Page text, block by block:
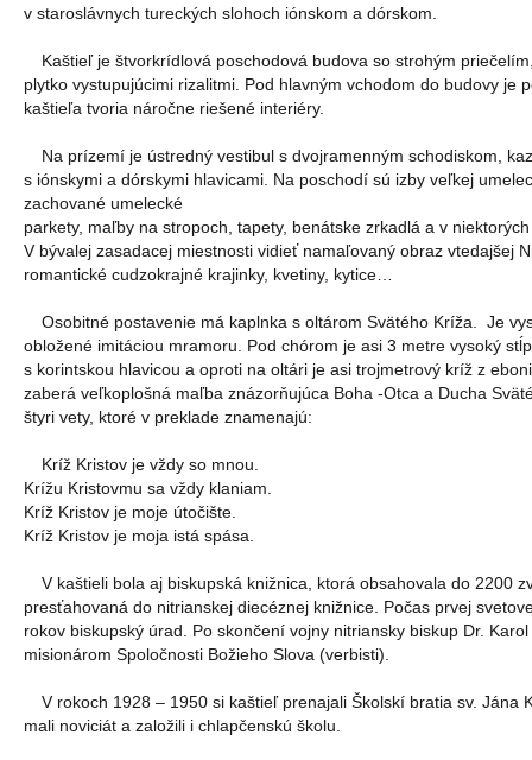
v staroslávnych tureckých slohoch iónskom a dórskom.
Kaštieľ je štvorkrídlová poschodová budova so strohým
plytko vystupujúcimi rizalitmi. Pod hlavným vchodom do budovy je
kaštieľa tvoria náročne riešené interiéry.
Na prízemí je ústredný vestibul s dvojramenným schodiskom,
s iónskymi a dórskymi hlavicami. Na poschodí sú izby veľkej
zachované umelecké
parkety, maľby na stropoch, tapety, benátske zrkadlá a v
V bývalej zasadacej miestnosti vidieť namaľovaný obraz vtedajšej
romantické cudzokrajné krajinky, kvetiny, kytice…
Osobitné postavenie má kaplnka s oltárom Svätého Kríža. Je
obložené imitáciou mramoru. Pod chórom je asi 3 metre vysoký
s korintskou hlavicou a oproti na oltári je asi trojmetrový kríž z
zaberá veľkoplošná maľba znázorňujúca Boha -Otca a Ducha
štyri vety, ktoré v preklade znamenajú:
Kríž Kristov je vždy so mnou.
Krížu Kristovmu sa vždy klaniam.
Kríž Kristov je moje útočište.
Kríž Kristov je moja istá spása.
V kaštieli bola aj biskupská knižnica, ktorá obsahovala do 2200
presťahovaná do nitrianskej diecéznej knižnice. Počas prvej
rokov biskupský úrad. Po skončení vojny nitriansky biskup Dr.
misionárom Spoločnosti Božieho Slova (verbisti).
V rokoch 1928 – 1950 si kaštieľ prenajali Školskí bratia sv. Jána
mali noviciát a založili i chlapčenskú školu.